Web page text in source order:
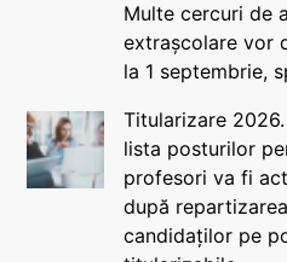
Multe cercuri de
extrașcolare vor
la 1 septembrie,
Titularizare
lista posturilor
profesori va fi
după repartizarea
candidaților pe